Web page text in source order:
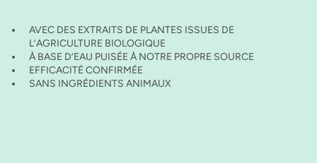
AVEC DES EXTRAITS DE PLANTES ISSUES DE
L’AGRICULTURE BIOLOGIQUE
À BASE D’EAU PUISÉE À NOTRE PROPRE SOURCE
EFFICACITÉ CONFIRMÉE
SANS INGRÉDIENTS ANIMAUX